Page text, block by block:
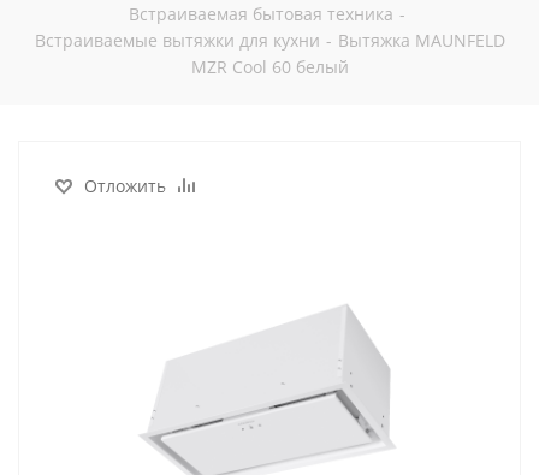
Встраиваемая бытовая техника -
Встраиваемые вытяжки для кухни - Вытяжка MAUNFELD
MZR Cool 60 белый
Отложить